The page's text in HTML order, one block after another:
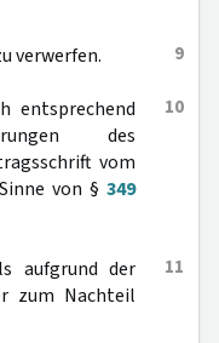
9
verwerfen.
10
entsprechend
des
vom
von § 349
11
aufgrund der
zum Nachteil